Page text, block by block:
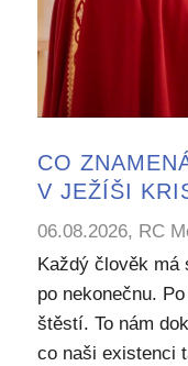
CO
V JEŽÍŠI
06.08.2026, RC
Každý člověk má
po nekonečnu.
štěstí. To nám
co naši existenci